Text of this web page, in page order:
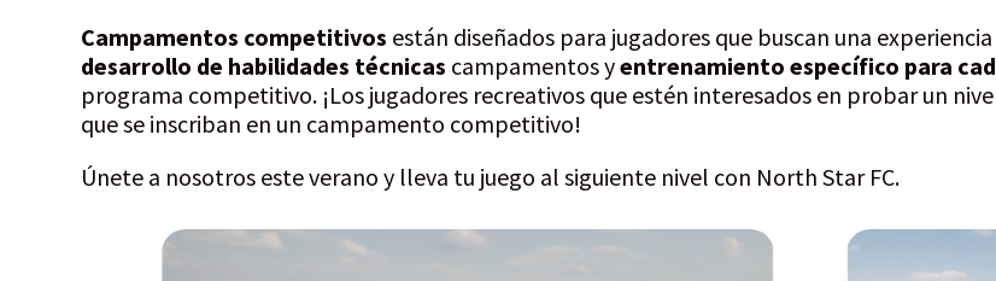
Campamentos competitivos están diseñados para jugadores que buscan una
desarrollo de habilidades técnicas campamentos yentrenamiento específico para
programa competitivo. ¡Los jugadores recreativos que estén interesados en probar un
que se inscriban en un campamento competitivo!
Únete a nosotros este verano y lleva tu juego al siguiente nivel con North Star FC.